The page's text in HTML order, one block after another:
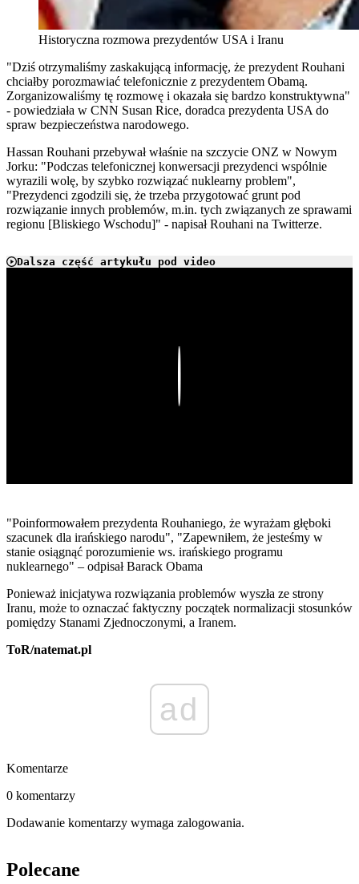
Historyczna rozmowa prezydentów USA i Iranu
"Dziś otrzymaliśmy zaskakującą informację, że prezydent Rouhani
chciałby porozmawiać telefonicznie z prezydentem Obamą.
Zorganizowaliśmy tę rozmowę i okazała się bardzo konstruktywna"
- powiedziała w CNN Susan Rice, doradca prezydenta USA do
spraw bezpieczeństwa narodowego.
Hassan Rouhani przebywał właśnie na szczycie ONZ w Nowym
Jorku: "Podczas telefonicznej konwersacji prezydenci wspólnie
wyrazili wolę, by szybko rozwiązać nuklearny problem",
"Prezydenci zgodzili się, że trzeba przygotować grunt pod
rozwiązanie innych problemów, m.in. tych związanych ze sprawami
regionu [Bliskiego Wschodu]" - napisał Rouhani na Twitterze.
Dalsza część artykułu pod video
"Poinformowałem prezydenta Rouhaniego, że wyrażam głęboki
szacunek dla irańskiego narodu", "Zapewniłem, że jesteśmy w
stanie osiągnąć porozumienie ws. irańskiego programu
nuklearnego" – odpisał Barack Obama
Ponieważ inicjatywa rozwiązania problemów wyszła ze strony
Iranu, może to oznaczać faktyczny początek normalizacji stosunków
pomiędzy Stanami Zjednoczonymi, a Iranem.
ToR/natemat.pl
ad
Komentarze
0 komentarzy
Dodawanie komentarzy wymaga zalogowania.
Polecane